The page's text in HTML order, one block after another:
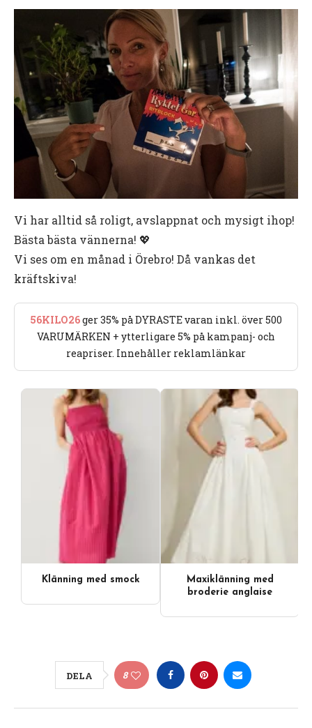
Vi har alltid så roligt, avslappnat och mysigt ihop!
Bästa bästa vännerna! 💖
Vi ses om en månad i Örebro! Då vankas det
kräftskiva!
56KILO26ger 35% på DYRASTE varan inkl. över 500
VARUMÄRKEN + ytterligare 5% på kampanj- och
reapriser. Innehåller reklamlänkar
Klänning med smock
Maxiklänning med
broderie anglaise
DELA 8